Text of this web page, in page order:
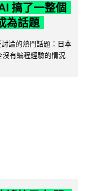
搞了一整個
為話題
論的熱門話題：日本
有編程經驗的情況